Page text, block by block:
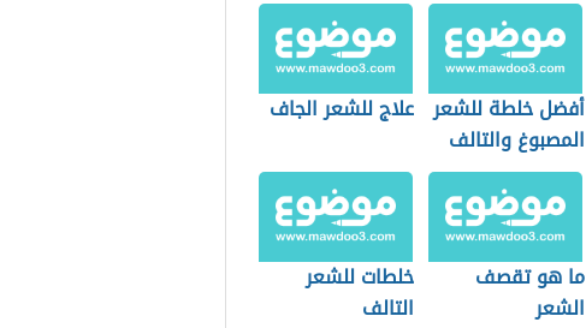
أفضل خلطة للشعر
المصبوغ والتالف
علاج للشعر الجاف
ما هو تقصف
الشعر
خلطات للشعر
التالف